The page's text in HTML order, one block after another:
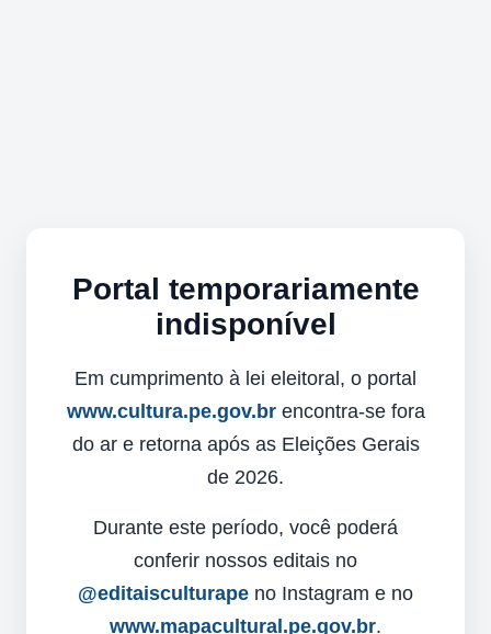
Portal temporariamente
indisponível
Em cumprimento à lei eleitoral, o portal
www.cultura.pe.gov.brencontra-se fora
do ar e retorna após as Eleições Gerais
de 2026.
Durante este período, você poderá
conferir nossos editais no
@editaisculturape no Instagram e no
www.mapacultural.pe.gov.br.